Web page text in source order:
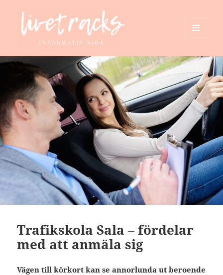
livetracks.se
WIDGETS
Trafikskola Sala – fördelar
med att anmäla sig
Vägen till körkort kan se annorlunda ut beroende